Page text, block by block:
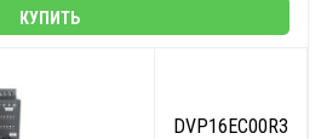
КУПИТЬ
DVP16EC00R3